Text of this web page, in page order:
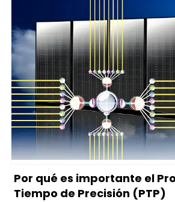
Por qué es importante el
Tiempo de Precisión (PTP)